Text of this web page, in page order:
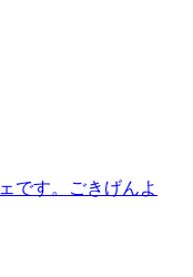
です。ごきげんよ